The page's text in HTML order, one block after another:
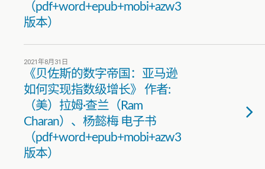
（pdf+word+epub+mobi+azw3
版本）
2021年8月31日
《贝佐斯的数字帝国：亚马逊
如何实现指数级增长》 作者:
（美）拉姆·查兰（Ram
Charan）、杨懿梅 电子书
（pdf+word+epub+mobi+azw3
版本）